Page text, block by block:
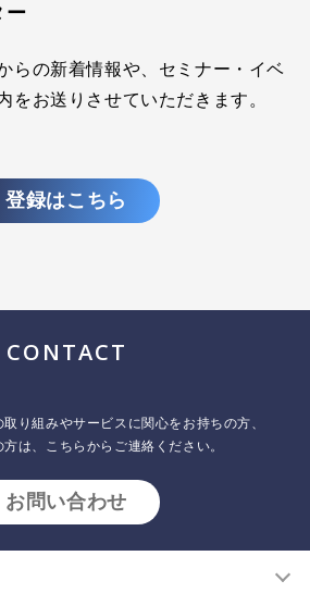
ー
らの新着情報や、セミナー・イベ
をお送りさせていただきます。
登録はこちら
CONTACT
り組みやサービスに関心をお持ちの方、
は、こちらからご連絡ください。
お問い合わせ